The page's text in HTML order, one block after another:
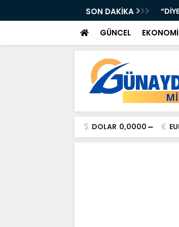
SON DAKİKA
Çocuklarımızın Geleceği”
GÜNCEL EKONOMİ
DOLAR 0,0000